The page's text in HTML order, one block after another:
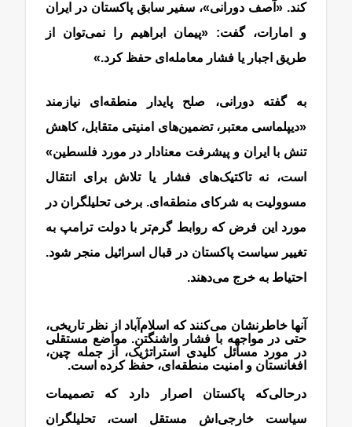
کند. «آصف دورانی»، سفیر سابق پاکستان در ایران
و امارات، گفت: «پیمان ابراهیم را نمی‌توان از
طریق اجبار یا فشار معامله‌ای حفظ کرد.»
به گفته دورانی، صلح پایدار منطقه‌ای نیازمند
«دیپلماسی معتبر، تضمین‌های امنیتی متقابل، کاهش
تنش با ایران و پیشرفت معنادار در مورد فلسطین»
است، نه تاکتیک‌های فشار یا تلاش برای انتقال
مسوولیت به شرکای منطقه‌ای. برخی تحلیلگران در
مورد این فرض که روابط گرم‌تر با دولت ترامپ به
تغییر سیاست پاکستان در قبال اسرائیل منجر شود.
احتیاط به خرج می‌دهند.
آنها خاطرنشان می‌کنند که اسلام‌آباد از نظر تاریخی،
حتی در مواجهه با فشار واشنگتن. مواضع مستقلی
در مورد مسائل کلیدی استراتژیک، از جمله چین،
افغانستان و امنیت منطقه‌ای، حفظ کرده است.
درحالی‌که پاکستان اصرار دارد که تصمیمات
سیاست خارجی‌اش مستقل است، تحلیلگران